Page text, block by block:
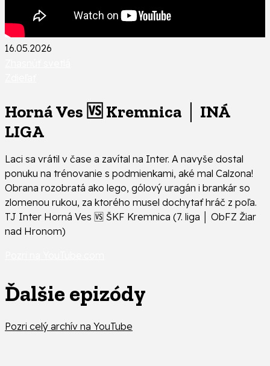
16.05.2026
Horná Ves 🆚 Kremnica │ INÁ
LIGA
Laci sa vrátil v čase a zavítal na Inter. A navyše dostal
ponuku na trénovanie s podmienkami, aké mal Calzona!
Obrana rozobratá ako lego, gólový uragán i brankár so
zlomenou rukou, za ktorého musel dochytať hráč z poľa.
TJ Inter Horná Ves 🆚 ŠKF Kremnica (7. liga │ ObFZ Žiar
nad Hronom)
Ďalšie epizódy
Pozri celý archív na YouTube